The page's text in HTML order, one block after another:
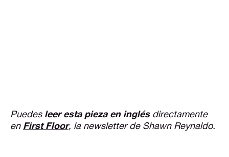
Puedes leer esta pieza en inglésdirectamente
en First Floor, la newsletter de Shawn Reynaldo.